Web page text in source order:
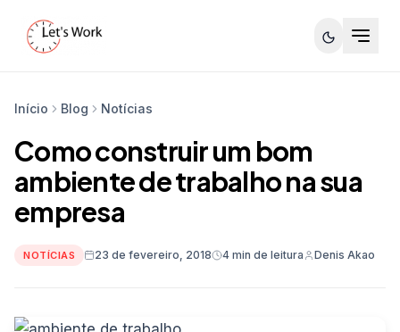
Início Blog Notícias
Como construir um bom
ambiente de trabalho na sua
empresa
NOTÍCIAS 23 de fevereiro, 2018 4 min de leitura Denis Akao